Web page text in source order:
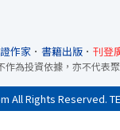
作家． 書籍出版． 刊登
為投資依據，亦不代
All Rights Reserved.